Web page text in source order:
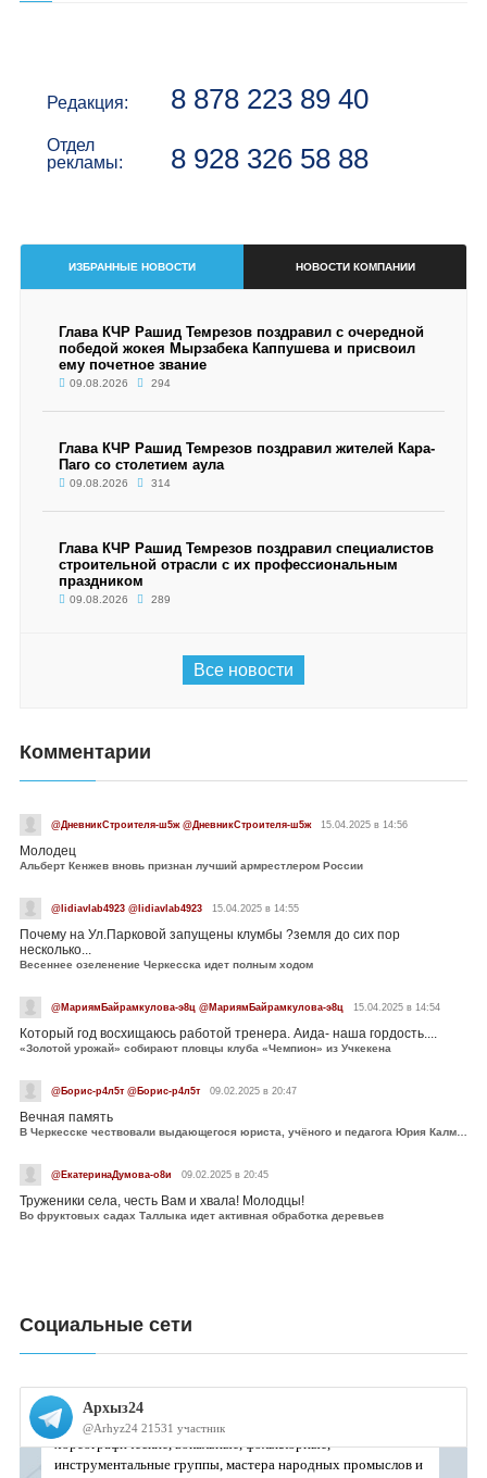
Редакция: 8 878 223 89 40
Отдел
рекламы:
8 928 326 58 88
ИЗБРАННЫЕ НОВОСТИ НОВОСТИ КОМПАНИИ
Глава КЧР Рашид Темрезов поздравил с очередной
победой жокея Мырзабека Каппушева и присвоил
ему почетное звание
09.08.2026 294
Глава КЧР Рашид Темрезов поздравил жителей Кара-
Паго со столетием аула
09.08.2026 314
Глава КЧР Рашид Темрезов поздравил специалистов
строительной отрасли с их профессиональным
праздником
09.08.2026 289
Все новости
Комментарии
@ДневникСтроителя-ш5ж @ДневникСтроителя-ш5ж 15.04.2025 в 14:56
Молодец
Альберт Кенжев вновь признан лучший армрестлером России
@lidiavlab4923 @lidiavlab4923 15.04.2025 в 14:55
Почему на Ул.Парковой запущены клумбы ?земля до сих пор
несколько...
Весеннее озеленение Черкесска идет полным ходом
@МариямБайрамкулова-э8ц @МариямБайрамкулова-э8ц 15.04.2025 в 14:54
Который год восхищаюсь работой тренера. Аида- наша гордость....
«Золотой урожай» собирают пловцы клуба «Чемпион» из Учкекена
@Борис-р4л5т @Борис-р4л5т 09.02.2025 в 20:47
Вечная память
В Черкесске чествовали выдающегося юриста, учёного и педагога Юрия Калмыкова
@ЕкатеринаДумова-о8и 09.02.2025 в 20:45
Труженики села, честь Вам и хвала! Молодцы!
Во фруктовых садах Таллыка идет активная обработка деревьев
Социальные сети